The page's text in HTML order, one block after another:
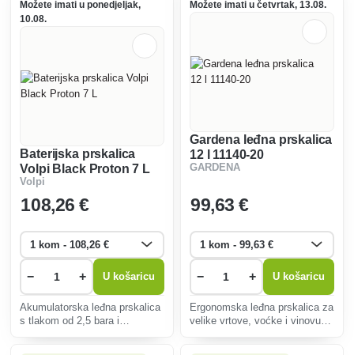
Možete imati u ponedjeljak,
10.08.
Baterijska prskalica
Volpi Black Proton 7 L
Volpi
108,26 €
− + U košaricu
Akumulatorska leđna prskalica
s tlakom od 2,5 bara i
Možete imati u četvrtak, 13.08.
Gardena leđna prskalica
12 l 11140-20
GARDENA
99,63 €
− + U košaricu
Ergonomska leđna prskalica za
velike vrtove, voćke i vinovu